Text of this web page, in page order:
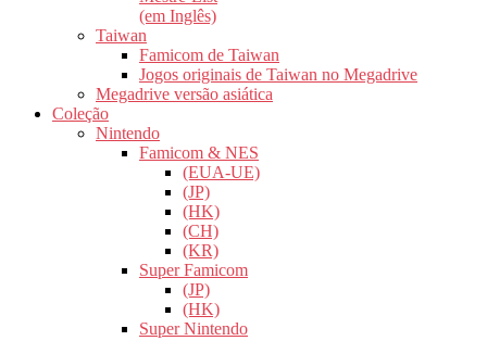
(em Inglês)
Taiwan
Famicom de Taiwan
Jogos originais de Taiwan no Megadrive
Megadrive versão asiática
Coleção
Nintendo
Famicom & NES
(EUA-UE)
(JP)
(HK)
(CH)
(KR)
Super Famicom
(JP)
(HK)
Super Nintendo